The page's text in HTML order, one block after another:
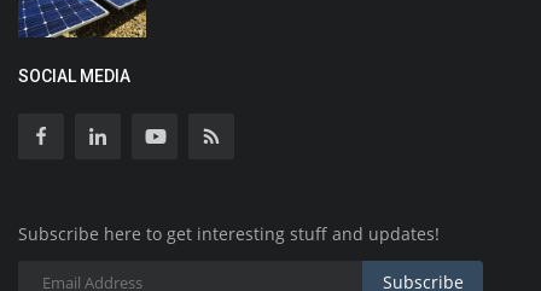
SOCIAL MEDIA
Subscribe here to get interesting stuff and updates!
Subscribe